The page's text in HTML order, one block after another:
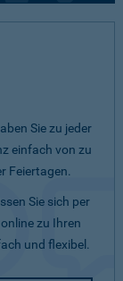
Sie zu jeder
einfach von zu
Feiertagen.
Sie sich per
zu Ihren
und flexibel.